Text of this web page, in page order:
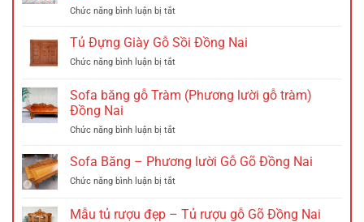
Chức năng bình luận bị tắtở
Sa
Triện
Hoa
gỗ
cừ
Tủ Đựng Giày Gỗ Sồi Đồng Nai
Chức năng bình luận bị tắtở
Đựng
Giày
Sồi
Nai
Sofa băng gỗ Tràm (Phương lười gỗ tràm)
Đồng Nai
Chức năng bình luận bị tắtở
băng
Tràm
lười
Sofa Băng – Phương lười Gỗ Gõ Đồng Nai
Chức năng bình luận bị tắtở
Băng
Mẫu tủ rượu đẹp – Tủ rượu gỗ Gõ Đồng Nai